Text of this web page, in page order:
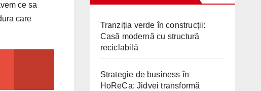
ce sa
care
Tranziția verde în construcții:
Casă modernă cu structură
reciclabilă
Strategie de business în
HoReCa: Jidvei transformă